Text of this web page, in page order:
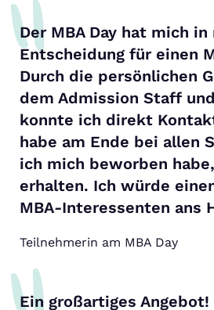
Der MBA Day hat mich
Entscheidung für einen
Durch die persönlichen
dem Admission Staff
konnte ich direkt
habe am Ende bei allen
ich mich beworben
erhalten. Ich würde
MBA-Interessenten ans
Teilnehmerin am MBA Day
Ein großartiges